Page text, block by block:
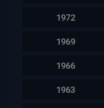
1972
1969
1966
1963